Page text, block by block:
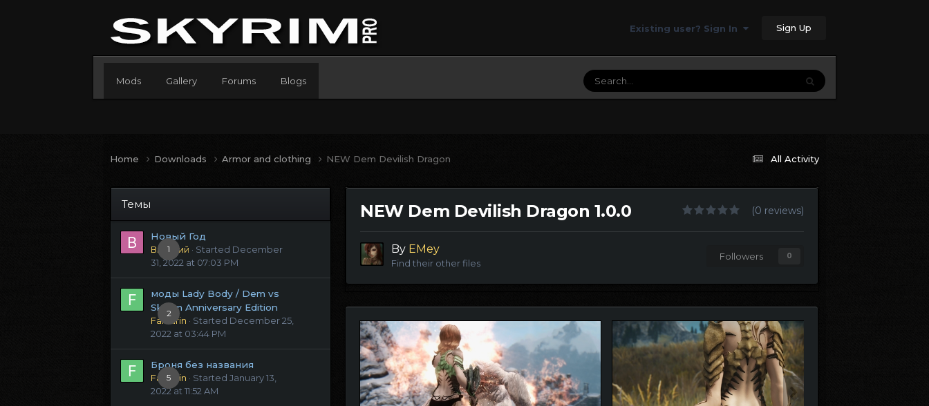
Existing user? Sign In Sign Up
Mods Gallery Forums Blogs
All Activity
Home Downloads Armor and clothing NEW Dem Devilish Dragon
Темы
1
Новый Год
Виталий · Started December
31, 2022 at 07:03 PM
2
моды Lady Body / Dem vs
Skyrim Anniversary Edition
Fanfarin · Started December 25,
2022 at 03:44 PM
5
Броня без названия
Fanfarin · StartedJanuary 13,
2022 at 11:52 AM
NEW Dem Devilish Dragon 1.0.0 (0 reviews)
By EMey
Find their other files
Followers 0